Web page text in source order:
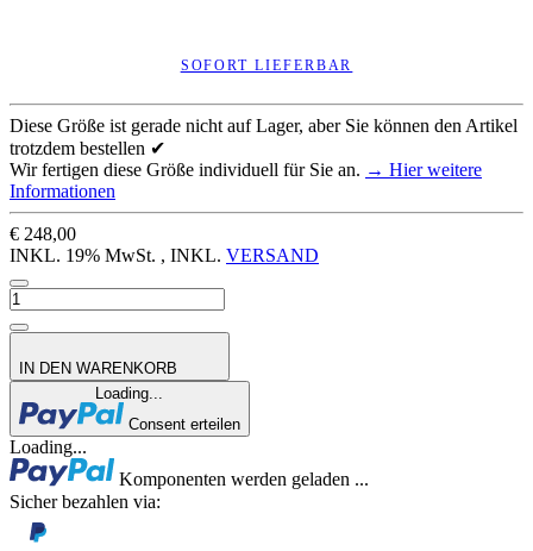
SOFORT LIEFERBAR
Diese Größe ist gerade nicht auf Lager, aber Sie können den Artikel
trotzdem bestellen ✔
Wir fertigen diese Größe individuell für Sie an. → Hier weitere
Informationen
€ 248,00
INKL. 19% MwSt. , INKL. VERSAND
IN DEN WARENKORB
Loading...
Consent erteilen
Loading...
Komponenten werden geladen ...
Sicher bezahlen via: